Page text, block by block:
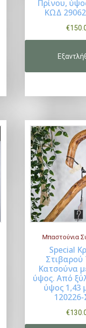
Πρίνου,
ΚΩΔ
€
Μπαστούνια
Special
Κατσούνα
ύψος. Από
ύψος
€